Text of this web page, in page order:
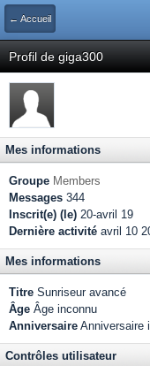
← Accueil
Profil de giga300
Mes informations
Groupe Members
Messages 344
Inscrit(e) (le) 20-avril 19
Dernière activité avril 10
Mes informations
Titre Sunriseur avancé
Âge Âge inconnu
Anniversaire Anniversaire
Contrôles utilisateur